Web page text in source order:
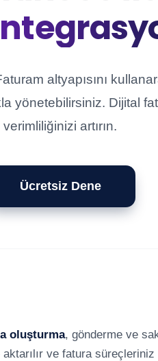
altyapısını
yönetebilirsiniz. Dijital
verimliliğinizi artırın.
Ücretsiz Dene
oluşturma, gönderme ve
ve fatura süreçleriniz